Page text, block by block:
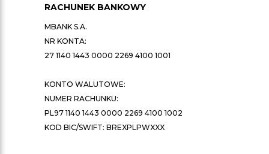
RACHUNEK BANKOWY
MBANK S.A.
NR KONTA:
27 1140 1443 0000 2269 4100 1001
KONTO WALUTOWE:
NUMER RACHUNKU:
PL97 1140 1443 0000 2269 4100 1002
KOD BIC/SWIFT: BREXPLPWXXX